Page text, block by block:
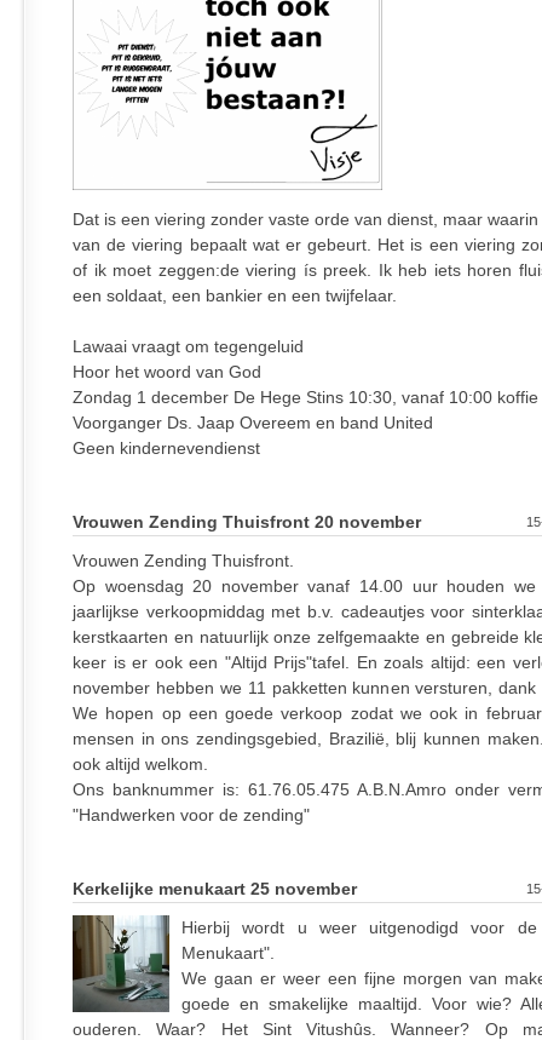
Dat is een viering zonder vaste orde van dienst, maar
van de viering bepaalt wat er gebeurt. Het is een viering
of ik moet zeggen:de viering ís preek. Ik heb iets horen
een soldaat, een bankier en een twijfelaar.
Lawaai vraagt om tegengeluid
Hoor het woord van God
Zondag 1 december De Hege Stins 10:30, vanaf 10:00 koffie
Voorganger Ds. Jaap Overeem en band United
Geen kindernevendienst
Vrouwen Zending Thuisfront 20 november
Vrouwen Zending Thuisfront.
Op woensdag 20 november vanaf 14.00 uur houden we
jaarlijkse verkoopmiddag met b.v. cadeautjes voor
kerstkaarten en natuurlijk onze zelfgemaakte en gebreide
keer is er ook een "Altijd Prijs"tafel. En zoals altijd: een
november hebben we 11 pakketten kunnen versturen, dank
We hopen op een goede verkoop zodat we ook in
mensen in ons zendingsgebied, Brazilië, blij kunnen
ook altijd welkom.
Ons banknummer is: 61.76.05.475 A.B.N.Amro onder
"Handwerken voor de zending"
Kerkelijke menukaart 25 november
Hierbij wordt u weer uitgenodigd voor de
Menukaart".
We gaan er weer een fijne morgen van
goede en smakelijke maaltijd. Voor wie?
ouderen. Waar? Het Sint Vitushûs. Wanneer? Op